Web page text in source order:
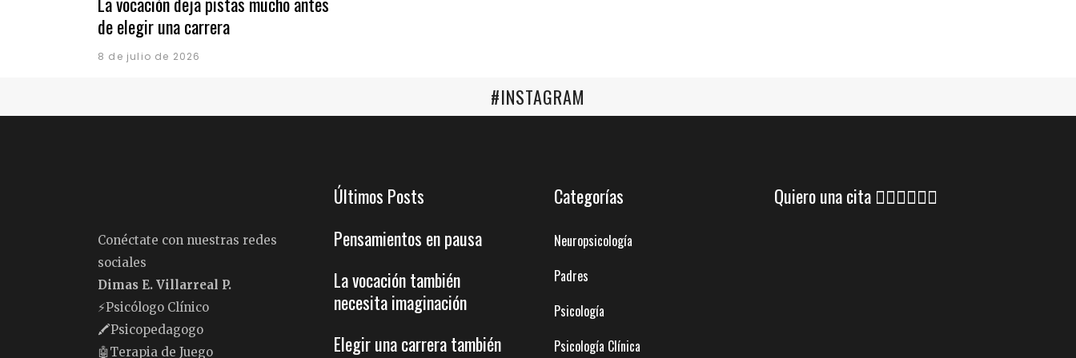
de elegir una carrera
8 de julio de 2026
#INSTAGRAM
Conéctate con nuestras redes
sociales
Dimas E. Villarreal P.
⚡️Psicólogo Clínico
🖍Psicopedagogo
🤖Terapia de Juego
Últimos Posts
Pensamientos en pausa
La vocación también
necesita imaginación
Elegir una carrera también
Categorías
Neuropsicología
Padres
Psicología
Psicología Clínica
Quiero una cita 👇🏼👇🏼👇🏼